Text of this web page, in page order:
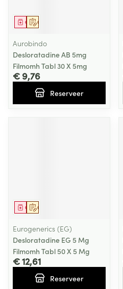
Op voorschrift
Geneesmiddel
Aurobindo
Desloratadine AB 5mg
Filmomh Tabl 30 X 5mg
€ 9,76
Reserveer
Op voorschrift
Geneesmiddel
Eurogenerics (EG)
Desloratadine EG 5 Mg
Filmomh Tabl 50 X 5 Mg
€ 12,61
Reserveer